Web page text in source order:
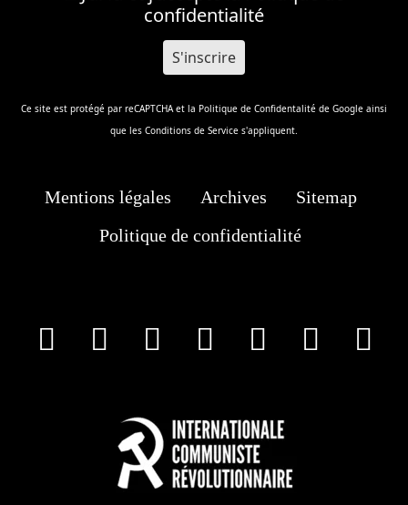
confidentialité
Ce site est protégé par reCAPTCHA et la Politique de Confidentalité de Google ainsi
que les Conditions de Service s'appliquent.
Mentions légales Archives
Sitemap
Politique de confidentialité
facebookInstagram
Youtube
Tik Tok